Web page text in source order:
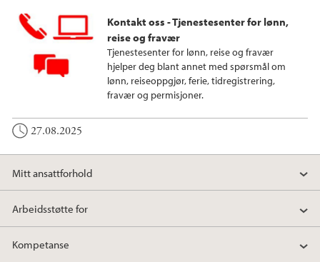
Kontakt oss - Tjenestesenter for lønn,
reise og fravær
Tjenestesenter for lønn, reise og fravær
hjelper deg blant annet med spørsmål om
lønn, reiseoppgjør, ferie, tidregistrering,
fravær og permisjoner.
27.08.2025
Mitt ansattforhold
Arbeidsstøtte for
Kompetanse